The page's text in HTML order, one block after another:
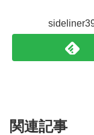
関連記事